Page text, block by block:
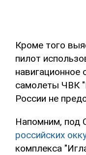
Кроме того
пилот
навигационное
самолеты ЧВК
России не
Напомним, под
российских
комплекса